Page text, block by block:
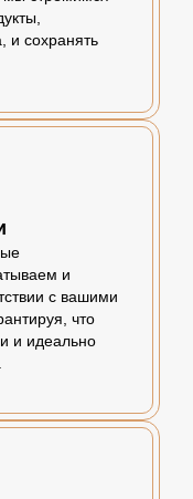
и сохранять
и
с вашими
что
и идеально